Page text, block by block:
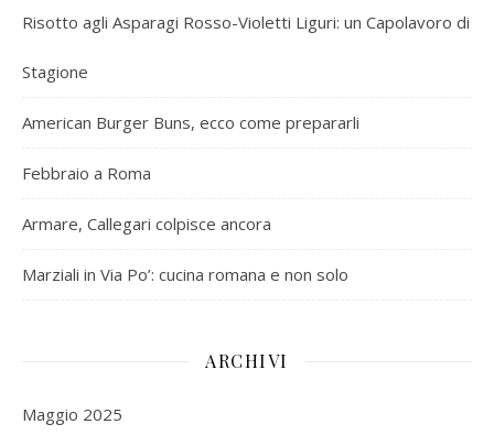
Risotto agli Asparagi Rosso-Violetti Liguri: un Capolavoro di
Stagione
American Burger Buns, ecco come prepararli
Febbraio a Roma
Armare, Callegari colpisce ancora
Marziali in Via Po’: cucina romana e non solo
ARCHIVI
Maggio 2025